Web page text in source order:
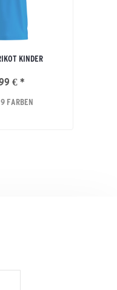
KINDER
€ *
FARBEN